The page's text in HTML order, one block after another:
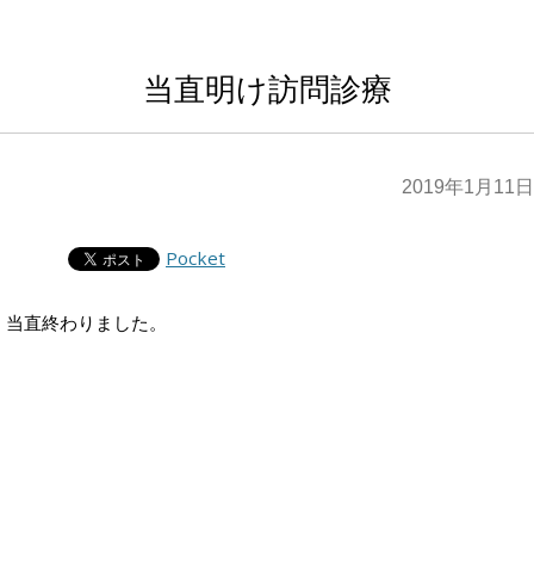
当直明け訪問診療
2019年1月11日
Pocket
当直終わりました。